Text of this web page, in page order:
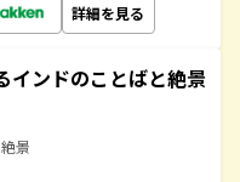
詳細を見る
インドのことばと絶景
景